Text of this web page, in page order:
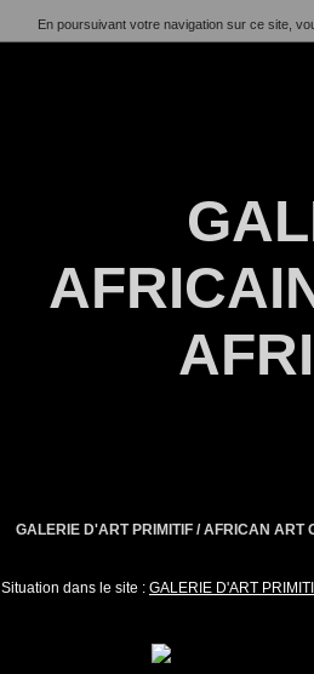
En poursuivant votre navigation sur ce site,
GALERIE D'ART PRIMITIF / AFRICAN ART
Situation dans le site : GALERIE D'ART